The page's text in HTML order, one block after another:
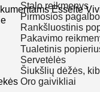
Stalo reikmenys
Pirmosios
Rankšluostinis
Pakavimo
Tualetinis
Servetėlės
Šiukšlių dėžės,
Oro gaivikliai
Esselte